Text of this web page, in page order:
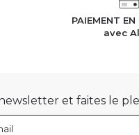
PAIEMENT
avec
et faites le